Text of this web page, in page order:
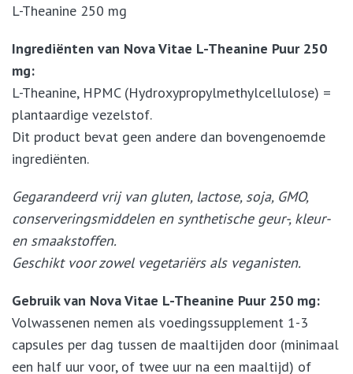
L-Theanine 250 mg
Ingrediënten van Nova Vitae L-Theanine Puur 250
mg:
L-Theanine, HPMC (Hydroxypropylmethylcellulose) =
plantaardige vezelstof.
Dit product bevat geen andere dan bovengenoemde
ingrediënten.
Gegarandeerd vrij van gluten, lactose, soja, GMO,
conserveringsmiddelen en synthetische geur-, kleur-
en smaakstoffen.
Geschikt voor zowel vegetariërs als veganisten.
Gebruik van Nova Vitae L-Theanine Puur 250 mg:
Volwassenen nemen als voedingssupplement 1-3
capsules per dag tussen de maaltijden door (minimaal
een half uur voor, of twee uur na een maaltijd) of